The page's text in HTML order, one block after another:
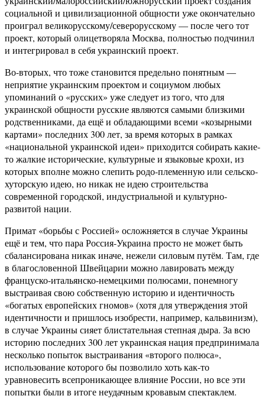
социальной и цивилизационной общности уже окончательно
проиграл великорусскому/северорусскому — после чего тот
проект, который олицетворяла Москва, полностью подчинил
и интегрировал в себя украинский проект.
Во-вторых, что тоже становится предельно понятным —
неприятие украинским проектом и социумом любых
упоминаний о «русских» уже следует из того, что для
украинской общности русские являются самыми близкими
родственниками, да ещё и обладающими всеми «козырными
картами» последних 300 лет, за время которых в рамках
«национальной украинской идеи» приходится собирать какие-
то жалкие исторические, культурные и языковые крохи, из
которых вполне можно слепить родо-племенную или сельско-
хуторскую идею, но никак не идею строительства
современной городской, индустриальной и культурно-
развитой нации.
Примат «борьбы с Россией» осложняется в случае Украины
ещё и тем, что пара Россия-Украина просто не может быть
сбалансирована никак иначе, нежели силовым путём. Там, где
в благословенной Швейцарии можно лавировать между
француско-итальянско-немецкими полюсами, понемногу
выстраивая свою собственную историю и идентичность
«богатых европейских гномов» (хотя для утверждения этой
идентичности и пришлось изобрести, например, кальвинизм),
в случае Украины сияет блистательная степная дыра. За всю
историю последних 300 лет украинская нация предпринимала
несколько попыток выстраивания «второго полюса»,
использование которого бы позволило хоть как-то
уравновесить всепроникающее влияние России, но все эти
попытки были в итоге неудачным кровавым спектаклем.